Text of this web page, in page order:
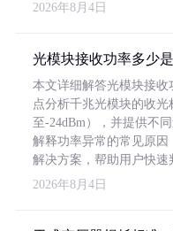
2026年8月4日
光模块接收功率多少
本文详细解答光模块接
点分析千兆光模块的收
至-24dBm），并提供不
解释功率异常的常见原因
解决方案，帮助用户快速
2026年8月4日